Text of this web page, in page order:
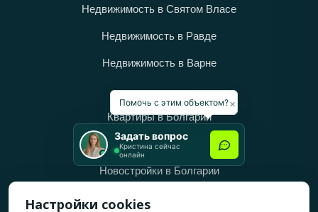
Недвижимость в Святом Власе
Недвижимость в Равде
Недвижимость в Варне
Категории
Квартиры в Болгарии
Дома в Болгарии
Новостройки в Болгарии
Вторичное жильё в Болгарии
×
Помочь с этим объектом?
Задать вопрос
Кристина сейчас
онлайн
Настройки cookies